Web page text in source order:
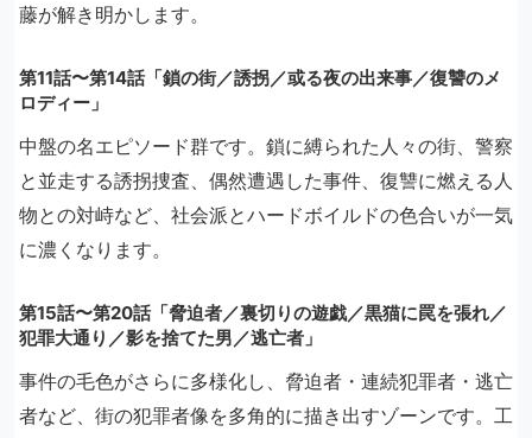
藤が解き明かします。
第11話〜第14話「鎖の街／誘拐／或る夜の出来事／復讐のメ
ロディー」
中盤の名エピソード群です。鎖に縛られた人々の街、警察
と並走する誘拐捜査、偶然遭遇した事件、復讐に燃える人
物との対峙など、社会派とハードボイルドの色合いが一気
に濃くなります。
第15話〜第20話「脅迫者／裏切りの遊戯／黒猫に罠を張れ／
犯罪大通り／影を捨てた男／逃亡者」
事件の毛色がさらに多様化し、脅迫者・連続犯罪者・逃亡
者など、街の犯罪者像を多角的に描き出すゾーンです。工